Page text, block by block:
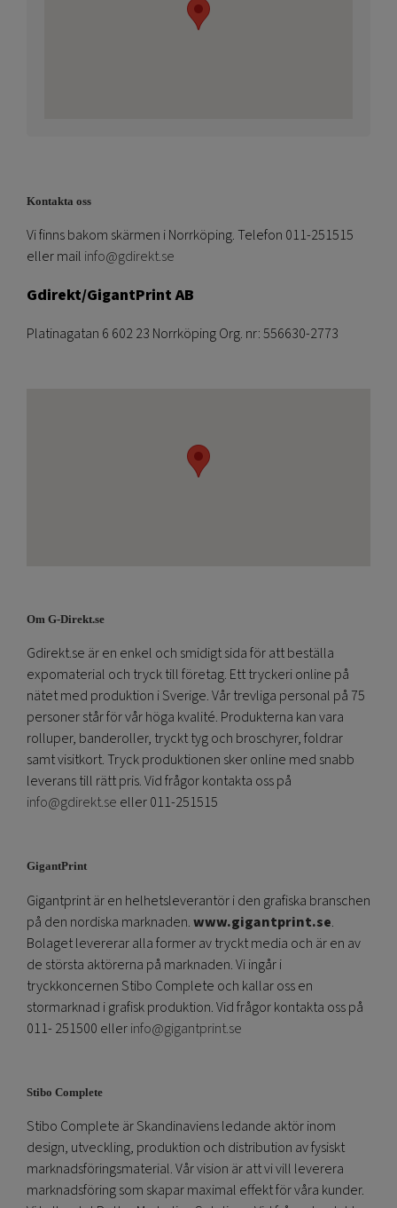
Kontakta oss
Vi finns bakom skärmen i Norrköping. Telefon 011-251515
eller mail info@gdirekt.se
Gdirekt/GigantPrint AB
Platinagatan 6 602 23 Norrköping Org. nr: 556630-2773
Om G-Direkt.se
Gdirekt.se är en enkel och smidigt sida för att beställa
expomaterial och tryck till företag. Ett tryckeri online på
nätet med produktion i Sverige. Vår trevliga personal på 75
personer står för vår höga kvalité. Produkterna kan vara
rolluper, banderoller, tryckt tyg och broschyrer, foldrar
samt visitkort. Tryck produktionen sker online med snabb
leverans till rätt pris. Vid frågor kontakta oss på
info@gdirekt.se eller 011-251515
GigantPrint
Gigantprint är en helhetsleverantör i den grafiska branschen
på den nordiska marknaden.www.gigantprint.se.
Bolaget levererar alla former av tryckt media och är en av
de största aktörerna på marknaden. Vi ingår i
tryckkoncernen Stibo Complete och kallar oss en
stormarknad i grafisk produktion. Vid frågor kontakta oss på
011- 251500 ellerinfo@gigantprint.se
Stibo Complete
Stibo Complete är Skandinaviens ledande aktör inom
design, utveckling, produktion och distribution av fysiskt
marknadsföringsmaterial. Vår vision är att vi vill leverera
marknadsföring som skapar maximal effekt för våra kunder.